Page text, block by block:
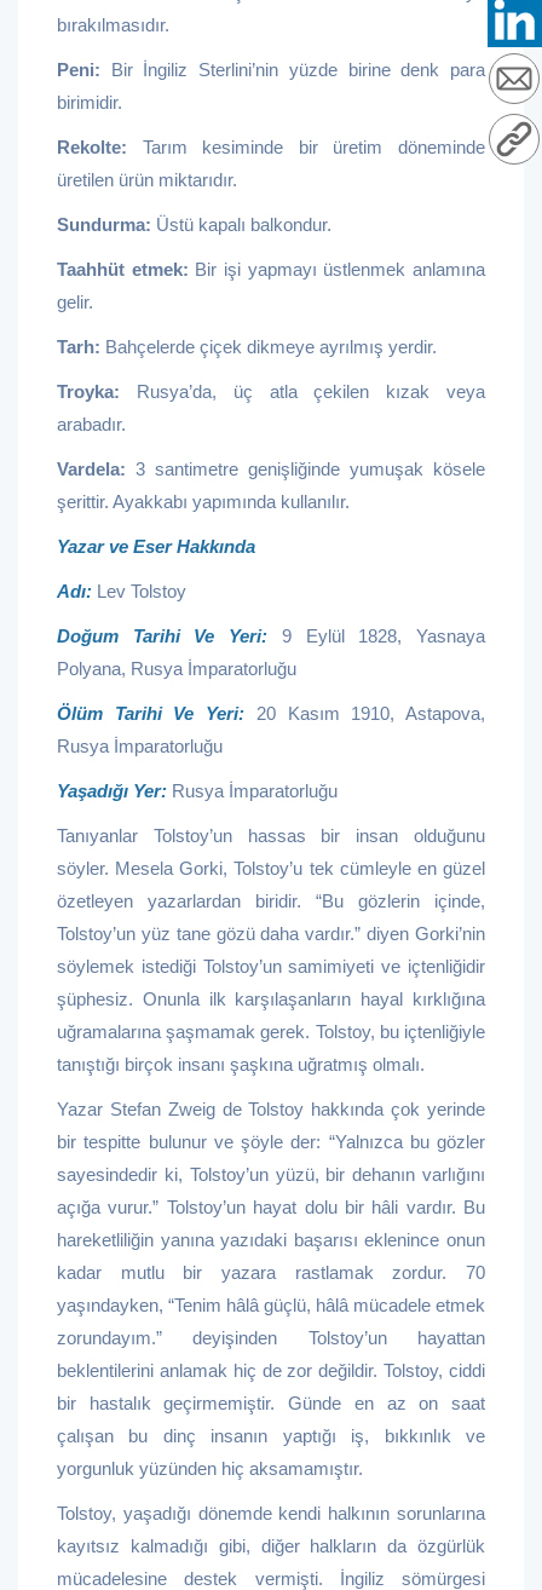
bırakılmasıdır.
Peni: Bir İngiliz Sterlini’nin yüzde birine denk para
birimidir.
Rekolte: Tarım kesiminde bir üretim döneminde
üretilen ürün miktarıdır.
Sundurma: Üstü kapalı balkondur.
Taahhüt etmek: Bir işi yapmayı üstlenmek anlamına
gelir.
Tarh: Bahçelerde çiçek dikmeye ayrılmış yerdir.
Troyka: Rusya’da, üç atla çekilen kızak veya
arabadır.
Vardela: 3 santimetre genişliğinde yumuşak kösele
şerittir. Ayakkabı yapımında kullanılır.
Yazar ve Eser Hakkında
Adı: Lev Tolstoy
Doğum Tarihi Ve Yeri: 9 Eylül 1828, Yasnaya
Polyana, Rusya İmparatorluğu
Ölüm Tarihi Ve Yeri: 20 Kasım 1910, Astapova,
Rusya İmparatorluğu
Yaşadığı Yer: Rusya İmparatorluğu
Tanıyanlar Tolstoy’un hassas bir insan olduğunu
söyler. Mesela Gorki, Tolstoy’u tek cümleyle en güzel
özetleyen yazarlardan biridir. “Bu gözlerin içinde,
Tolstoy’un yüz tane gözü daha vardır.” diyen Gorki’nin
söylemek istediği Tolstoy’un samimiyeti ve içtenliğidir
şüphesiz. Onunla ilk karşılaşanların hayal kırklığına
uğramalarına şaşmamak gerek. Tolstoy, bu içtenliğiyle
tanıştığı birçok insanı şaşkına uğratmış olmalı.
Yazar Stefan Zweig de Tolstoy hakkında çok yerinde
bir tespitte bulunur ve şöyle der: “Yalnızca bu gözler
sayesindedir ki, Tolstoy’un yüzü, bir dehanın varlığını
açığa vurur.” Tolstoy’un hayat dolu bir hâli vardır. Bu
hareketliliğin yanına yazıdaki başarısı eklenince onun
kadar mutlu bir yazara rastlamak zordur. 70
yaşındayken, “Tenim hâlâ güçlü, hâlâ mücadele etmek
zorundayım.” deyişinden Tolstoy’un hayattan
beklentilerini anlamak hiç de zor değildir. Tolstoy, ciddi
bir hastalık geçirmemiştir. Günde en az on saat
çalışan bu dinç insanın yaptığı iş, bıkkınlık ve
yorgunluk yüzünden hiç aksamamıştır.
Tolstoy, yaşadığı dönemde kendi halkının sorunlarına
kayıtsız kalmadığı gibi, diğer halkların da özgürlük
mücadelesine destek vermişti. İngiliz sömürgesi